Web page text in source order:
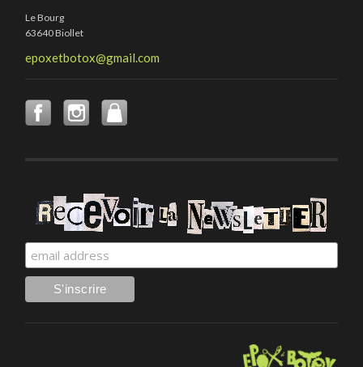
Le Bourg
63640 Biollet
epoxetbotox@gmail.com